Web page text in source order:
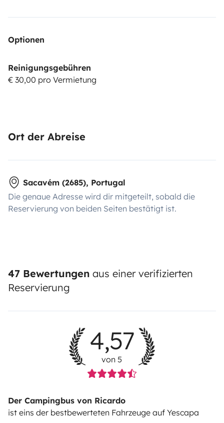
Optionen
Reinigungsgebühren
€ 30,00 pro Vermietung
Ort der Abreise
Sacavém (2685), Portugal
Die genaue Adresse wird dir mitgeteilt, sobald die
Reservierung von beiden Seiten bestätigt ist.
47 Bewertungen aus einer verifizierten
Reservierung
4,57
von 5
Der Campingbus von Ricardo
ist eins der bestbewerteten Fahrzeuge auf Yescapa